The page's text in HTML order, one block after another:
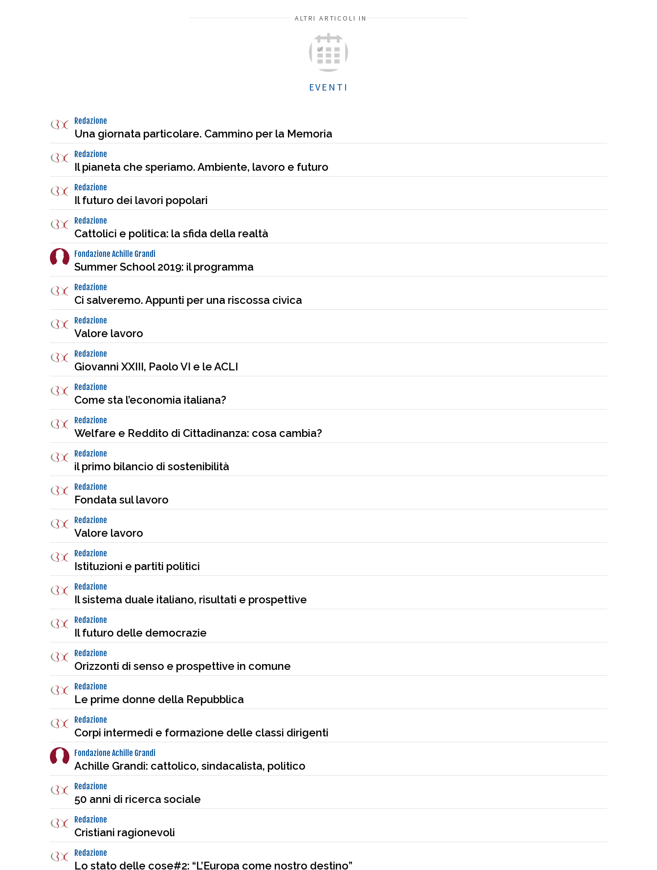
ALTRI ARTICOLI IN
EVENTI
Redazione
Una giornata particolare. Cammino per la Memoria
Redazione
Il pianeta che speriamo. Ambiente, lavoro e futuro
Redazione
Il futuro dei lavori popolari
Redazione
Cattolici e politica: la sfida della realtà
Fondazione Achille Grandi
Summer School 2019: il programma
Redazione
Ci salveremo. Appunti per una riscossa civica
Redazione
Valore lavoro
Redazione
Giovanni XXIII, Paolo VI e le ACLI
Redazione
Come sta l’economia italiana?
Redazione
Welfare e Reddito di Cittadinanza: cosa cambia?
Redazione
il primo bilancio di sostenibilità
Redazione
Fondata sul lavoro
Redazione
Valore lavoro
Redazione
Istituzioni e partiti politici
Redazione
Il sistema duale italiano, risultati e prospettive
Redazione
Il futuro delle democrazie
Redazione
Orizzonti di senso e prospettive in comune
Redazione
Le prime donne della Repubblica
Redazione
Corpi intermedi e formazione delle classi dirigenti
Fondazione Achille Grandi
Achille Grandi: cattolico, sindacalista, politico
Redazione
50 anni di ricerca sociale
Redazione
Cristiani ragionevoli
Redazione
Lo stato delle cose#2: “L’Europa come nostro destino”